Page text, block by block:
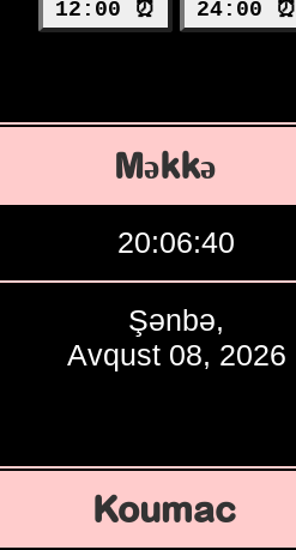
12:00 ⏰ 24:00 ⏰
Məkkə
20:06:41
Şənbə,
Avqust 08, 2026
Koumac